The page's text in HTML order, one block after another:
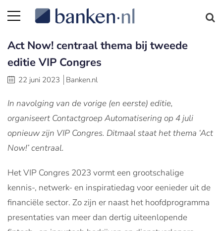
Act Now! centraal thema bij tweede
editie VIP Congres
22 juni 2023 Banken.nl
In navolging van de vorige (en eerste) editie,
organiseert Contactgroep Automatisering op 4 juli
opnieuw zijn VIP Congres. Ditmaal staat het thema ‘Act
Now!’ centraal.
Het VIP Congres 2023 vormt een grootschalige
kennis-, netwerk- en inspiratiedag voor eenieder uit de
financiële sector. Zo zijn er naast het hoofdprogramma
presentaties van meer dan dertig uiteenlopende